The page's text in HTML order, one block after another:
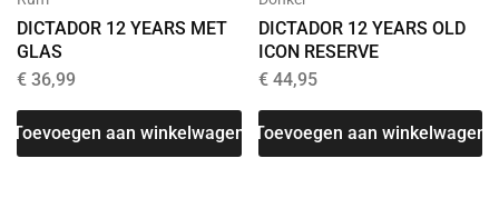
DICTADOR 12 YEARS MET
GLAS
€ 36,99
Toevoegen aan winkelwagen
DICTADOR 12 YEARS OLD
ICON RESERVE
€44,95
Toevoegen aan winkelwagen